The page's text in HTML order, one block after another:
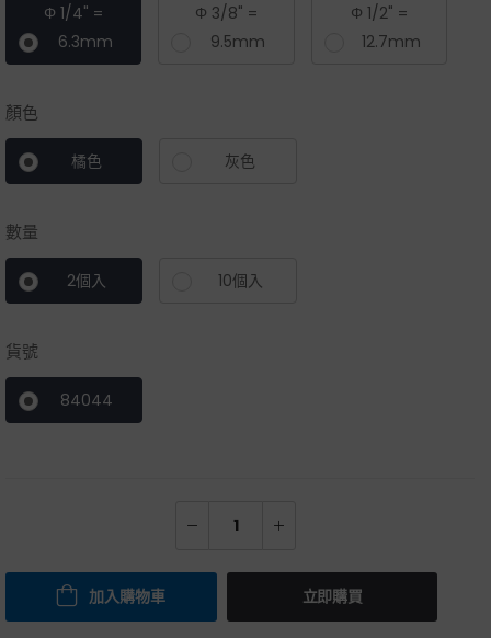
Φ 1/4" =
6.3mm
Φ 3/8" =
9.5mm
Φ 1/2" =
12.7mm
顏色
橘色 灰色
數量
2個入 10個入
貨號
84044
加入購物車 立即購買